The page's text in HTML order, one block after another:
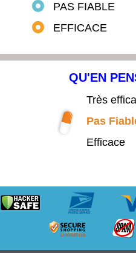
PAS FIABLE
EFFICACE
QU'EN
Très
Pas
Efficace